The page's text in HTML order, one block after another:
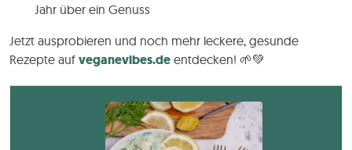
Jahr über ein Genuss
Jetzt ausprobieren und noch mehr leckere, gesunde
Rezepte auf veganevibes.de entdecken! 🌱💚